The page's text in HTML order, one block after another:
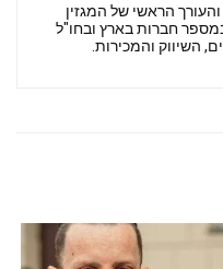
והעורך הראשי של המגזין
חברות בארץ ובחו"ל
השיווק והמכירות.